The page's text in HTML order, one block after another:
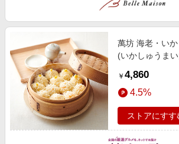
旅行・レジャー・ホテル予約
生活・お役立ち
金融・マネー・保険
デジタルコンテンツ
ビジネス・その他サービス
50万ポイント山分けキャンペーン
とことん買い物チャレンジ
Apple公式サイト×楽天カード分割払い
Samsung ボーナスキャンペーン
週末の高還元 夏の長期版
萬坊 海老・い
(いかしゅうま
お取り寄せ】
＆ご褒美ギフト】
￥ 4,860
4.5%
ストアにすす